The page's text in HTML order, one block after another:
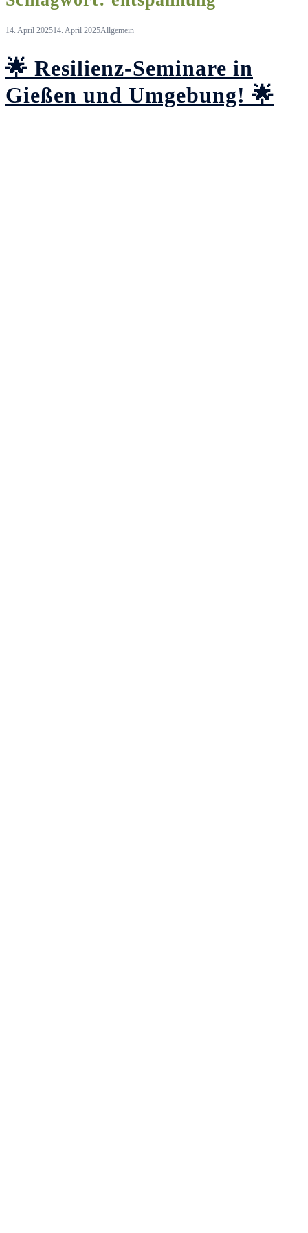
14. April 202514. April 2025Allgemein
🌟 Resilienz-Seminare in
Gießen und Umgebung! 🌟